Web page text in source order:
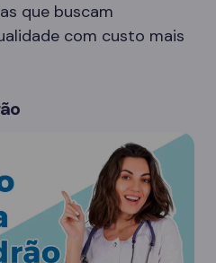
que buscam
com custo mais